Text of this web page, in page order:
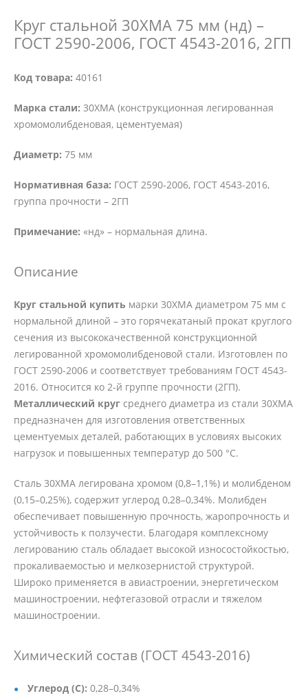
Круг стальной 30ХМА 75 мм (нд) –
ГОСТ 2590-2006, ГОСТ 4543-2016, 2ГП
Код товара: 40161
Марка стали: 30ХМА (конструкционная легированная
хромомолибденовая, цементуемая)
Диаметр: 75 мм
Нормативная база: ГОСТ 2590-2006, ГОСТ 4543-2016,
группа прочности – 2ГП
Примечание: «нд» – нормальная длина.
Описание
Круг стальной купить марки 30ХМА диаметром 75 мм с
нормальной длиной – это горячекатаный прокат круглого
сечения из высококачественной конструкционной
легированной хромомолибденовой стали. Изготовлен по
ГОСТ 2590-2006 и соответствует требованиям ГОСТ 4543-
2016. Относится ко 2-й группе прочности (2ГП).
Металлический круг среднего диаметра из стали 30ХМА
предназначен для изготовления ответственных
цементуемых деталей, работающих в условиях высоких
нагрузок и повышенных температур до 500 °C.
Сталь 30ХМА легирована хромом (0,8–1,1%) и молибденом
(0,15–0,25%), содержит углерод 0,28–0,34%. Молибден
обеспечивает повышенную прочность, жаропрочность и
устойчивость к ползучести. Благодаря комплексному
легированию сталь обладает высокой износостойкостью,
прокаливаемостью и мелкозернистой структурой.
Широко применяется в авиастроении, энергетическом
машиностроении, нефтегазовой отрасли и тяжелом
машиностроении.
Химический состав (ГОСТ 4543-2016)
Углерод (C): 0,28–0,34%